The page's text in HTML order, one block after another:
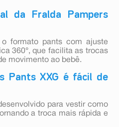
da Fralda Pampers
formato pants com ajuste
360°, que facilita as trocas
movimento ao bebê.
Pants XXG é fácil de
para vestir como
a troca mais rápida e